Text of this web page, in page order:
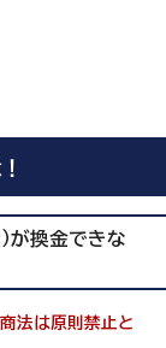
が換金できな
法は原則禁止と